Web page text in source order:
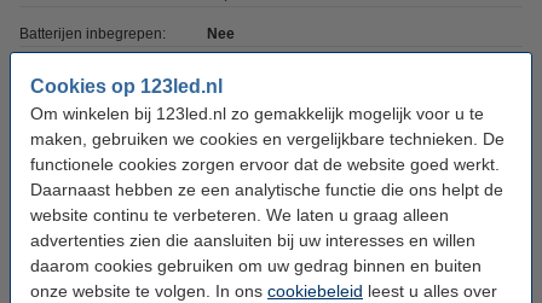
Cookies op 123led.nl
Om winkelen bij 123led.nl zo gemakkelijk mogelijk voor u te
maken, gebruiken we cookies en vergelijkbare technieken. De
functionele cookies zorgen ervoor dat de website goed werkt.
Daarnaast hebben ze een analytische functie die ons helpt de
website continu te verbeteren. We laten u graag alleen
advertenties zien die aansluiten bij uw interesses en willen
daarom cookies gebruiken om uw gedrag binnen en buiten
onze website te volgen. In ons cookiebeleid leest u alles over
Batterijen inbegrepen: Nee
Aantal batterijen: 2
Afmetingen:
Diameter: Ø 5 cm
Beschermingsniveau: IP20
Gebruik: Binnen